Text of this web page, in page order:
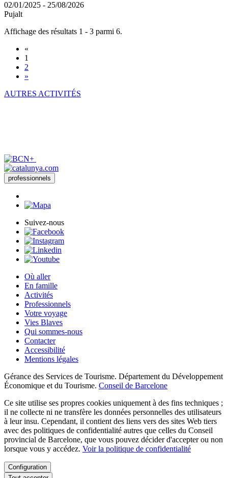
02/01/2025 - 25/08/2026
Pujalt
Affichage des résultats 1 - 3 parmi 6.
«
1
2
»
AUTRES ACTIVITÉS
professionnels
Suivez-nous
Où aller
En famille
Activités
Professionnels
Votre voyage
Vies Blaves
Qui sommes-nous
Contacter
Accessibilité
Mentions légales
Gérance des Services de Tourisme. Département du Développement
Économique et du Tourisme. Conseil de Barcelone
Ce site utilise ses propres cookies uniquement à des fins techniques ;
il ne collecte ni ne transfère les données personnelles des utilisateurs
à leur insu. Cependant, il contient des liens vers des sites Web tiers
avec des politiques de confidentialité autres que celles du Conseil
provincial de Barcelone, que vous pouvez décider d'accepter ou non
lorsque vous y accédez. Voir la politique de confidentialité
Configuration